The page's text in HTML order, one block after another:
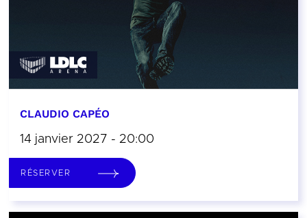
CLAUDIO CAPÉO
14 janvier 2027 - 20:00
RÉSERVER